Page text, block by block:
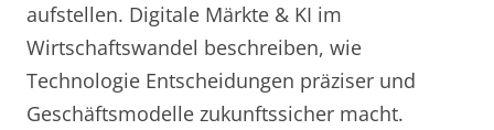
aufstellen. Digitale Märkte & KI im
Wirtschaftswandel beschreiben, wie
Technologie Entscheidungen präziser und
Geschäftsmodelle zukunftssicher macht.